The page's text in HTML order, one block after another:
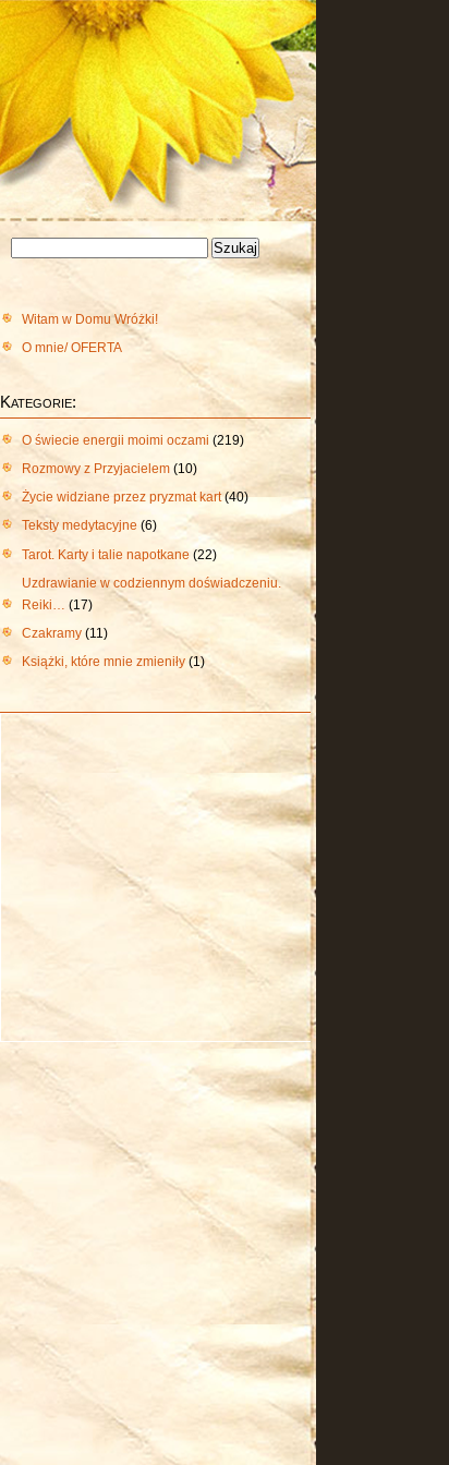
Witam w Domu Wróżki!
O mnie/ OFERTA
Kategorie:
O świecie energii moimi oczami (219)
Rozmowy z Przyjacielem (10)
Życie widziane przez pryzmat kart(40)
Teksty medytacyjne (6)
Tarot. Karty i talie napotkane (22)
Uzdrawianie w codziennym doświadczeniu.
Reiki… (17)
Czakramy (11)
Książki, które mnie zmieniły (1)